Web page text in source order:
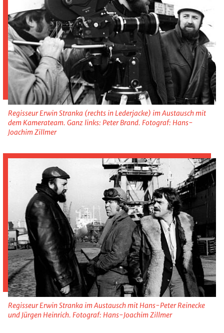
Regisseur Erwin Stranka (rechts in Lederjacke) im Austausch mit
dem Kamerateam. Ganz links: Peter Brand. Fotograf: Hans-
Joachim Zillmer
Regisseur Erwin Stranka im Austausch mit Hans-Peter Reinecke
und Jürgen Heinrich. Fotograf: Hans-Joachim Zillmer